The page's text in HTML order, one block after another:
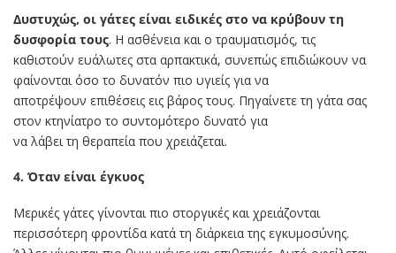
Δυστυχώς, οι γάτες είναι ειδικές στο να κρύβουν τη
δυσφορία τους. Η ασθένεια και ο τραυματισμός, τις
καθιστούν ευάλωτες στα αρπακτικά, συνεπώς επιδιώκουν να
φαίνονται όσο το δυνατόν πιο υγιείς για να
αποτρέψουν επιθέσεις εις βάρος τους. Πηγαίνετε τη γάτα σας
στον κτηνίατρο το συντομότερο δυνατό για
να λάβει τη θεραπεία που χρειάζεται.
4. Όταν είναι έγκυος
Mερικές γάτες γίνονται πιο στοργικές και χρειάζονται
περισσότερη φροντίδα κατά τη διάρκεια της εγκυμοσύνης.